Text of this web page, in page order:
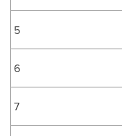
5
6
7